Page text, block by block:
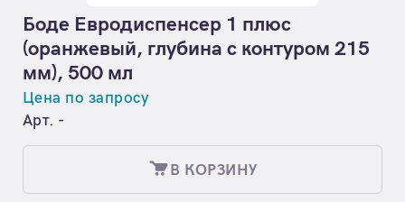
Боде Евродиспенсер 1 плюс
(оранжевый, глубина с контуром 215
мм), 500 мл
Цена по запросу
Арт. -
В КОРЗИНУ